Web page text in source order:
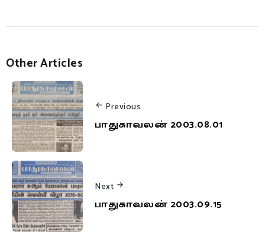
Other Articles
Previous
பாதுகாவலன் 2003.08.01
Next
பாதுகாவலன் 2003.09.15